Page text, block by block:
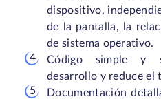
dispositivo,
de la pantalla, la
de sistema operativo.
Código simple y
desarrollo y reduce el
Documentación